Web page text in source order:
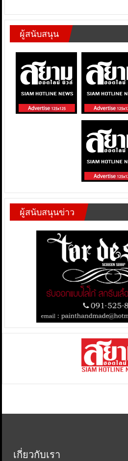
ผู้สนับสนุน
ผู้สนับสนุนข่าว
เกี่ยวกับเรา